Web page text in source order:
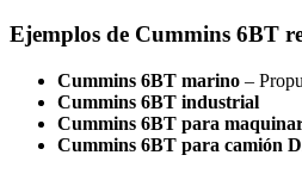
Ejemplos de Cummins 6BT
Cummins 6BT marino –
Cummins 6BT industrial
Cummins 6BT para
Cummins 6BT para camión